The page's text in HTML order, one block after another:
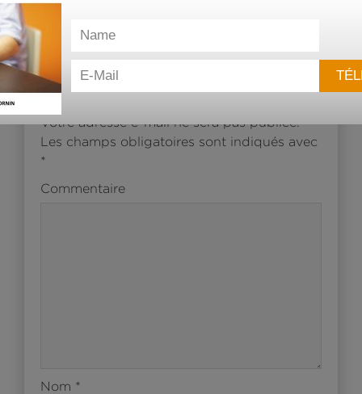
Jean-Charles Savornin
Laisser un commentaire
Votre adresse e-mail ne sera pas publiée.
Les champs obligatoires sont indiqués avec
*
Commentaire
Nom *